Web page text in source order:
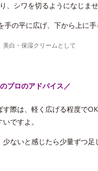
シワを切るようになじませ
の平に広げ、下から上に手
白・保湿クリームとして
プロのアドバイス／
際は、軽く広げる程度で
ですよ。
少ないと感じたら少量ずつ